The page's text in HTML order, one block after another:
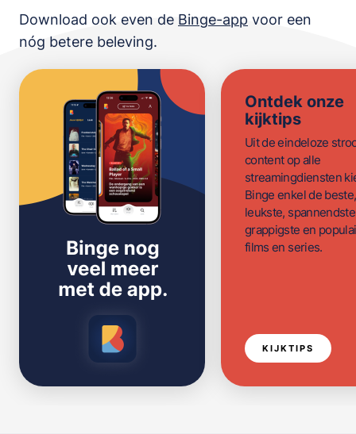
Download ook even de Binge-app voor een
nóg betere beleving.
Ontdek onze
kijktips
Uit de eindeloze
content op alle
streamingdiensten
Binge enkel de beste,
leukste,
grappigste en
films en series.
KIJKTIPS